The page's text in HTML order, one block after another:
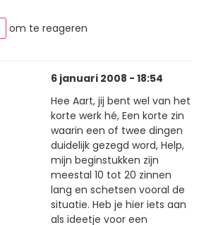
om te reageren
6 januari 2008 - 18:54
Hee Aart, jij bent wel van het
korte werk hé, Een korte zin
waarin een of twee dingen
duidelijk gezegd word, Help,
mijn beginstukken zijn
meestal 10 tot 20 zinnen
lang en schetsen vooral de
situatie. Heb je hier iets aan
als ideetje voor een